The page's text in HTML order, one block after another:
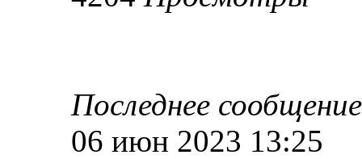
Последнее
06 июн 2023 13:25